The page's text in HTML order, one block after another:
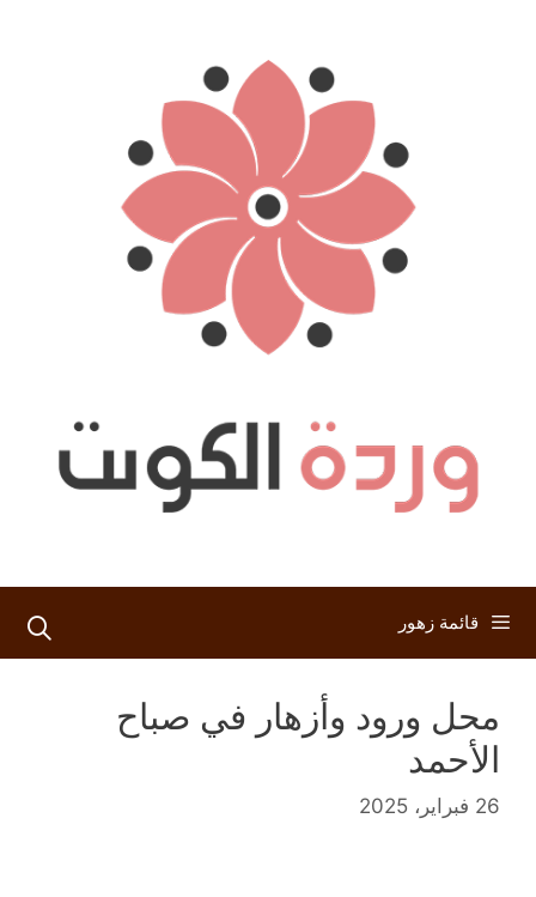
قائمة زهور
محل ورود وأزهار في صباح
الأحمد
26 فبراير، 2025